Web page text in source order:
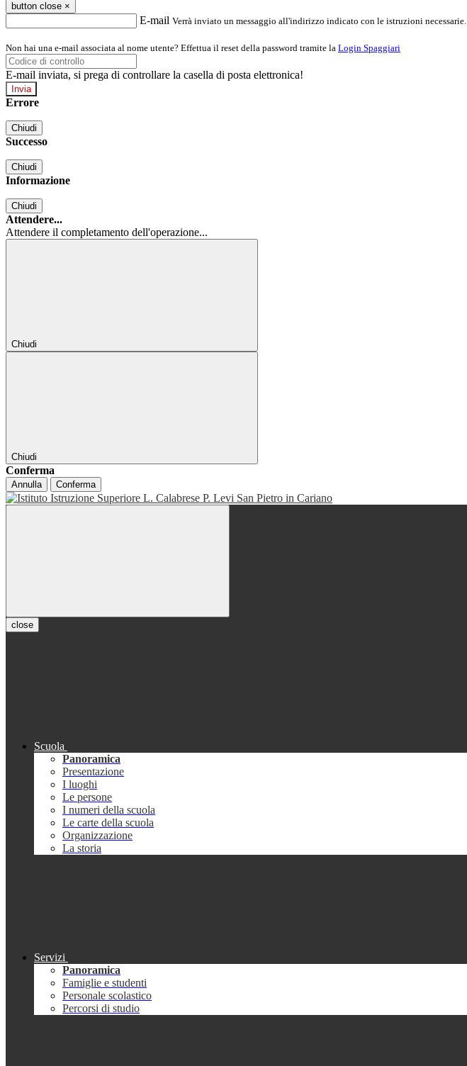
button close ×
E-mail Verrà inviato un messaggio all'indirizzo indicato con le istruzioni necessarie.
Non hai una e-mail associata al nome utente? Effettua il reset della password tramite la Login Spaggiari
E-mail inviata, si prega di controllare la casella di posta elettronica!
Errore
Chiudi
Successo
Chiudi
Informazione
Chiudi
Attendere...
Attendere il completamento dell'operazione...
Chiudi
Chiudi
Conferma
Annulla Conferma
close
Scuola
Panoramica
Presentazione
I luoghi
Le persone
I numeri della scuola
Le carte della scuola
Organizzazione
La storia
Servizi
Panoramica
Famiglie e studenti
Personale scolastico
Percorsi di studio